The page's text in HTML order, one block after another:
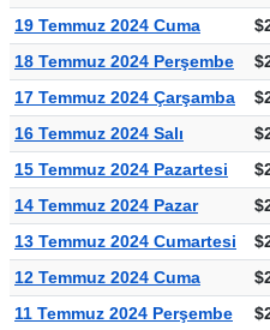
19 Temmuz 2024 Cuma
18 Temmuz 2024 Perşembe
17 Temmuz 2024 Çarşamba
16 Temmuz 2024 Salı
15 Temmuz 2024 Pazartesi
14 Temmuz 2024 Pazar
13 Temmuz 2024 Cumartesi
12 Temmuz 2024 Cuma
11 Temmuz 2024 Perşembe